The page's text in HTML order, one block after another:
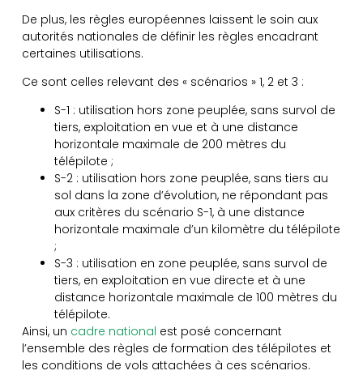
De plus, les règles européennes laissent le soin aux
autorités nationales de définir les règles encadrant
certaines utilisations.
Ce sont celles relevant des « scénarios » 1, 2 et 3 :
S-1 : utilisation hors zone peuplée, sans survol de
tiers, exploitation en vue et à une distance
horizontale maximale de 200 mètres du
télépilote ;
S-2 : utilisation hors zone peuplée, sans tiers au
sol dans la zone d’évolution, ne répondant pas
aux critères du scénario S-1, à une distance
horizontale maximale d’un kilomètre du télépilote
;
S-3 : utilisation en zone peuplée, sans survol de
tiers, en exploitation en vue directe et à une
distance horizontale maximale de 100 mètres du
télépilote.
Ainsi, un cadre national est posé concernant
l’ensemble des règles de formation des télépilotes et
les conditions de vols attachées à ces scénarios.